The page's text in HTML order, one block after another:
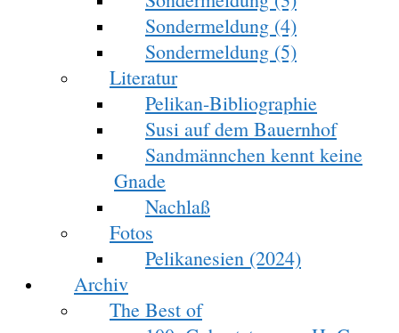
Sondermeldung (4)
Sondermeldung (5)
Literatur
Pelikan-Bibliographie
Susi auf dem Bauernhof
Sandmännchen kennt keine
Gnade
Nachlaß
Fotos
Pelikanesien (2024)
Archiv
The Best of